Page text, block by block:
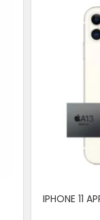
IPHONE 11